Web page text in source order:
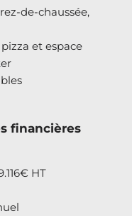
de-chaussée,
et espace
financières
HT